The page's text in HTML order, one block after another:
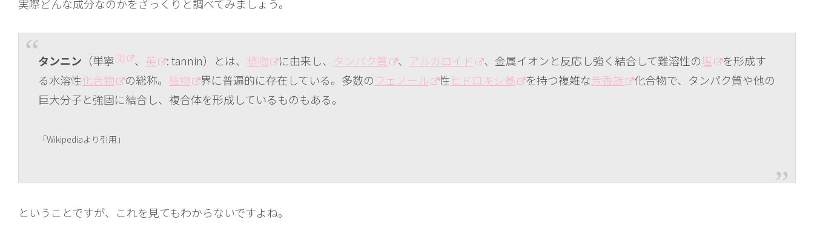
実際どんな成分なのかをざっくりと調べてみましょう。
タンニン （単寧[1] 、 英 : tannin）とは、 植物 に由来し、 タンパク質 、 アルカロイド 、金属イオンと反応し強く結合して難溶性の塩
を形成す
る水溶性化合物 の総称。 植物 界に普遍的に存在している。多数のフェノール 性ヒドロキシ基 を持つ複雑な芳香族
化合物で、タンパク質や他の
巨大分子と強固に結合し、複合体を形成しているものもある。
「Wikipediaより 引用 」
ということですが、これを見てもわからないですよね。